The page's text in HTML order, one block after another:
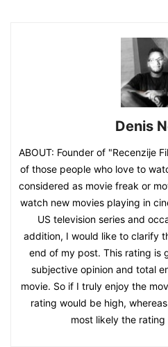
Denis
ABOUT: Founder of "Recenzije
of those people who love to
considered as movie freak or
watch new movies playing in
US television series and
addition, I would like to clarify
end of my post. This rating is
subjective opinion and total
movie. So if I truly enjoy the
rating would be high,
most likely the rating